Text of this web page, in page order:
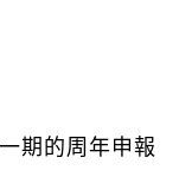
期的周年申報